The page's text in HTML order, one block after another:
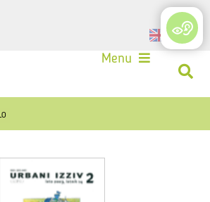
Login
Menu